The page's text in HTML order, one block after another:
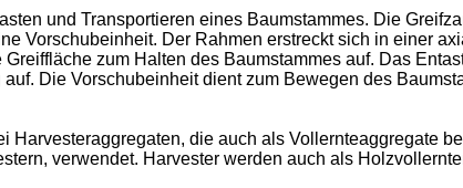
und Transportieren eines Baumstammes. Die
Vorschubeinheit. Der Rahmen erstreckt sich in einer
zum Halten des Baumstammes auf. Das
Die Vorschubeinheit dient zum Bewegen des
die auch als Vollernteaggregate
verwendet. Harvester werden auch als